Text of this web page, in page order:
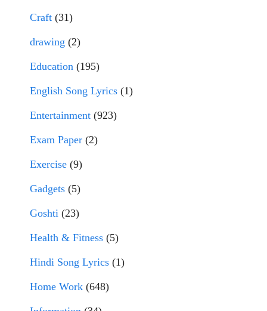
Craft (31)
drawing (2)
Education (195)
English Song Lyrics (1)
Entertainment (923)
Exam Paper (2)
Exercise (9)
Gadgets (5)
Goshti (23)
Health & Fitness (5)
Hindi Song Lyrics (1)
Home Work (648)